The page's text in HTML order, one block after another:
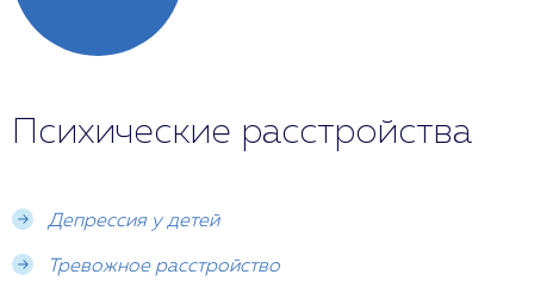
Психические расстройства
Депрессия у детей
Тревожное расстройство